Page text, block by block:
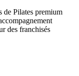
de Pilates premium
des franchisés